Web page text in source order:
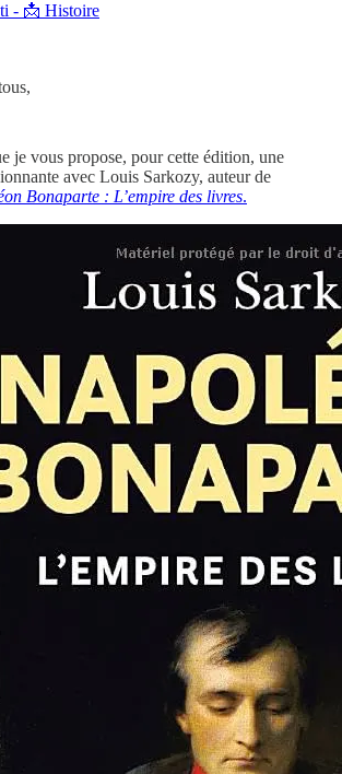
- 📩 Histoire
je vous propose, pour cette édition, une
avec Louis Sarkozy, auteur de
Bonaparte : L’empire des livres.